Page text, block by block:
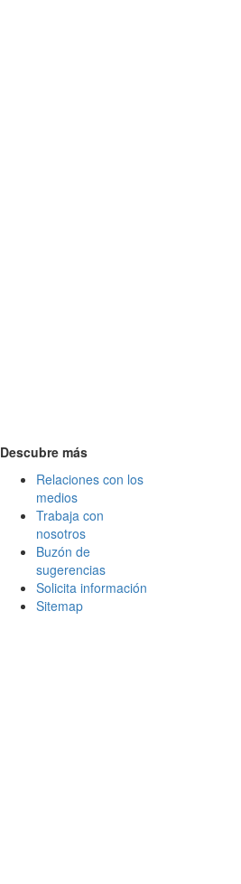
Descubre más
Relaciones con los
medios
Trabaja con
nosotros
Buzón de
sugerencias
Solicita información
Sitemap